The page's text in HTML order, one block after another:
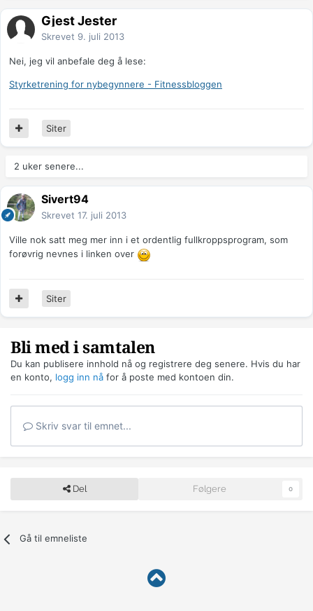
Gjest Jester
Skrevet 9. juli 2013
Nei, jeg vil anbefale deg å lese:
Styrketrening for nybegynnere - Fitnessbloggen
Siter
2 uker senere...
Sivert94
Skrevet 17. juli 2013
Ville nok satt meg mer inn i et ordentlig fullkroppsprogram, som
forøvrig nevnes i linken over
Siter
Bli med i samtalen
Du kan publisere innhold nå og registrere deg senere. Hvis du har
en konto, logg inn nå for å poste med kontoen din.
Skriv svar til emnet...
Del Følgere 0
Gå til emneliste